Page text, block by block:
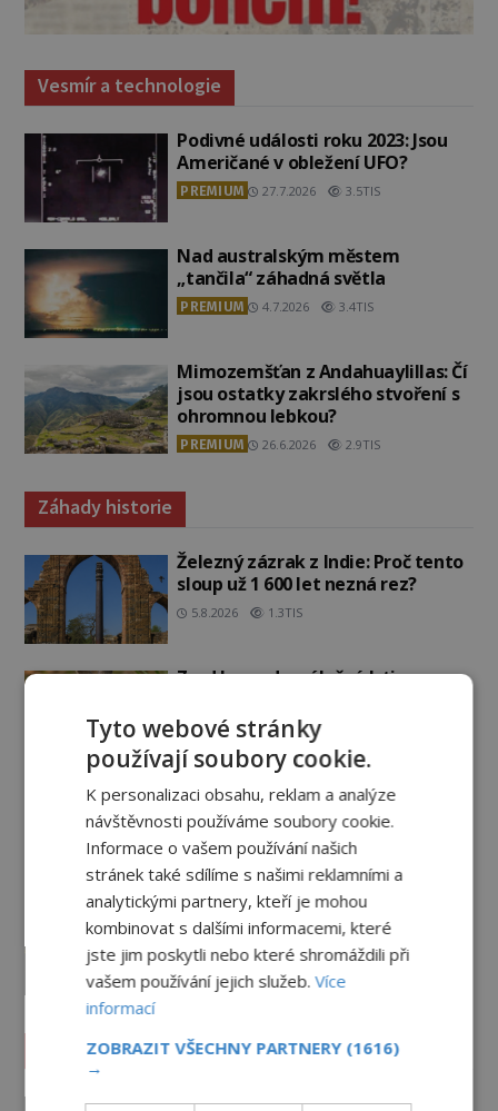
Vesmír a technologie
Podivné události roku 2023: Jsou
Američané v obležení UFO?
PREMIUM 27.7.2026 3.5TIS
Nad australským městem
„tančila“ záhadná světla
PREMIUM 4.7.2026 3.4TIS
Mimozemšťan z Andahuaylillas: Čí
jsou ostatky zakrslého stvoření s
ohromnou lebkou?
PREMIUM 26.6.2026 2.9TIS
Záhady historie
Železný zázrak z Indie: Proč tento
sloup už 1 600 let nezná rez?
5.8.2026 1.3TIS
Zrod legend o válečné lsti:
vypouštěli vypasené králíky?
3.8.2026 3.0TIS
Mapa Piriho Reise: Zakázané
vědění starověku, nebo jen
geniální práce osmanského
admirála?
1.8.2026 3.3TIS
Kamenní giganti z Baalbeku: Jak
se podařilo přesunout bloky o
hmotnosti stovek tun?
31.7.2026 3.3TIS
Paranormální jevy
Herec Richard Dreyfuss a
Tyto webové stránky
používají soubory cookie.
K personalizaci obsahu, reklam a analýze
návštěvnosti používáme soubory cookie.
Informace o vašem používání našich
stránek také sdílíme s našimi reklamními a
analytickými partnery, kteří je mohou
kombinovat s dalšími informacemi, které
jste jim poskytli nebo které shromáždili při
vašem používání jejich služeb.Více
informací
ZOBRAZIT VŠECHNY PARTNERY (1616)
→